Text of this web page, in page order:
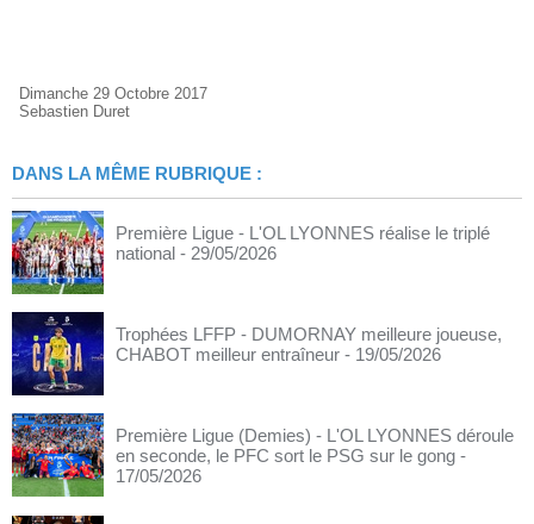
Dimanche 29 Octobre 2017
Sebastien Duret
DANS LA MÊME RUBRIQUE :
Première Ligue - L'OL LYONNES réalise le triplé
national - 29/05/2026
Trophées LFFP - DUMORNAY meilleure joueuse,
CHABOT meilleur entraîneur - 19/05/2026
Première Ligue (Demies) - L'OL LYONNES déroule
en seconde, le PFC sort le PSG sur le gong -
17/05/2026